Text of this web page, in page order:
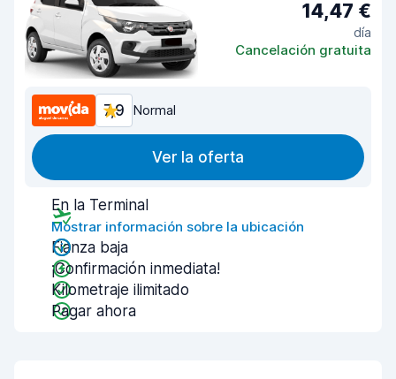
14,47 €
día
Cancelación gratuita
7,9 Normal
Ver la oferta
En la Terminal
Mostrar información sobre la ubicación
Fianza baja
¡Confirmación inmediata!
Kilometraje ilimitado
Pagar ahora